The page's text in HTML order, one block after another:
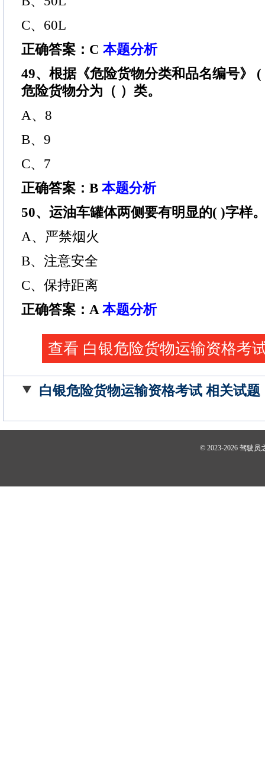
C、60L
正确答案：C 本题分析
49、根据《危险货物分类和品名编号》 (
危险货物分为（ ）类。
A、8
B、9
C、7
正确答案：B 本题分析
50、运油车罐体两侧要有明显的( )字样
A、严禁烟火
B、注意安全
C、保持距离
正确答案：A 本题分析
查看 白银危险货物运输资格考
白银危险货物运输资格考试 相关试题
© 2023-2026 驾驶员